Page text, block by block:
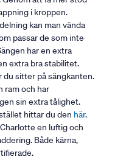
i kroppen.
kan man vända
passar de som inte
har en extra
extra bra stabilitet.
du sitter på sängkanten.
ram och har
sin extra tålighet.
hittar du den här.
en luftig och
Både kärna,